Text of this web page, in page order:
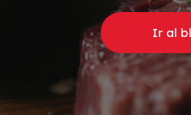
Ir al